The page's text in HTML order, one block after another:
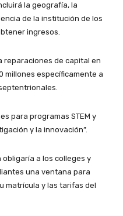
la geografía, la
de la institución de los
ingresos.
reparaciones de capital en
millones específicamente a
para programas STEM y
y la innovación”.
a los colleges y
una ventana para
matrícula y las tarifas del